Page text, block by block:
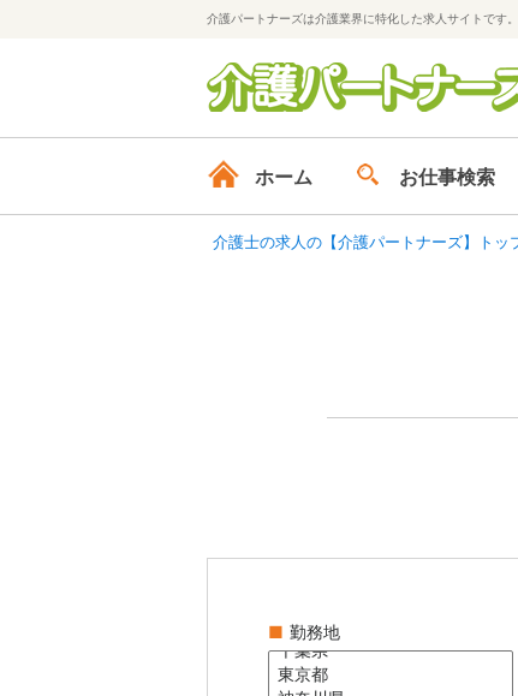
介護パートナーズは介護業界に特化した求人サイトです
ホーム お仕事検索
介護士の求人の【介護パートナーズ】トッ
■ 勤務地